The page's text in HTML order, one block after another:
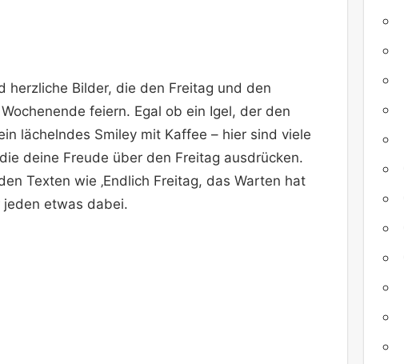
Bilder, die den Freitag und den
feiern. Egal ob ein Igel, der den
lächelndes Smiley mit Kaffee – hier sind viele
deine Freude über den Freitag ausdrücken.
Texten wie ‚Endlich Freitag, das Warten hat
jeden etwas dabei.